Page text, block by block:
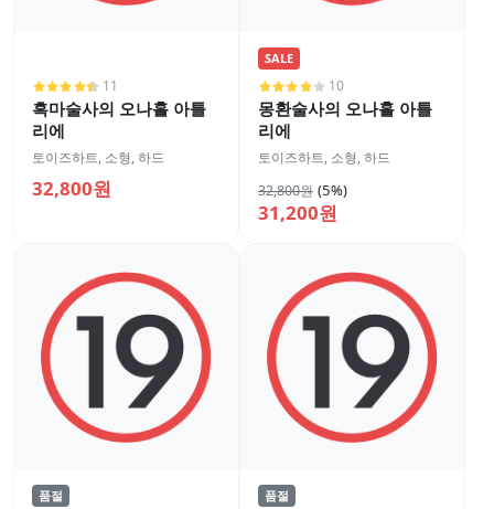
11
흑마술사의 오나홀 아틀
리에
토이즈하트, 소형,하드
32,800원
SALE
10
몽환술사의 오나홀 아틀
리에
토이즈하트, 소형,하드
32,800원 (5%)
31,200원
품절 품절